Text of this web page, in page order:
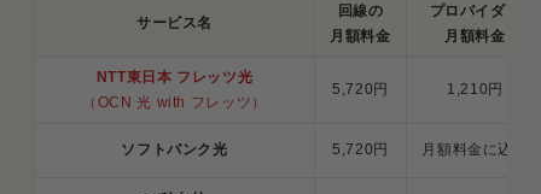
サービス名
回線の
月額料金
プロバイダー
月額料金
NTT東日本 フレッツ光
（OCN 光 with フレッツ）
5,720円 1,210円
ソフトバンク光 5,720円 月額料金に込み